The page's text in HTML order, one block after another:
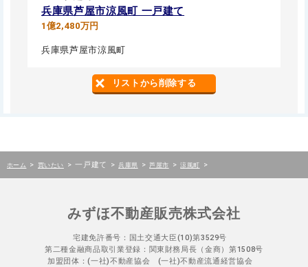
兵庫県芦屋市涼風町 一戸建て
1億2,480万円
兵庫県芦屋市涼風町
リストから削除する
ホーム > 買いたい > 一戸建て > 兵庫県 > 芦屋市 > 涼風町 >
みずほ不動産販売株式会社
宅建免許番号：国土交通大臣(10)第3529号
第二種金融商品取引業登録：関東財務局長（金商）第1508号
加盟団体：(一社)不動産協会 (一社)不動産流通経営協会